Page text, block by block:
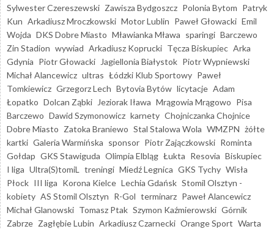
Sylwester Czereszewski Zawisza Bydgoszcz Polonia Bytom Patryk
Kun Arkadiusz Mroczkowski Motor Lublin Paweł Głowacki Emil
Wojda DKS Dobre Miasto Mławianka Mława sparingi Barczewo
Zin Stadion wywiad Arkadiusz Koprucki Tęcza Biskupiec Arka
Gdynia Piotr Głowacki Jagiellonia Białystok Piotr Wypniewski
Michał Alancewicz ultras Łódzki Klub Sportowy Paweł
Tomkiewicz Grzegorz Lech Bytovia Bytów licytacje Adam
Łopatko Dolcan Ząbki Jeziorak Iława Mrągowia Mrągowo Pisa
Barczewo Dawid Szymonowicz karnety Chojniczanka Chojnice
Dobre Miasto Zatoka Braniewo Stal Stalowa Wola WMZPN żółte
kartki Galeria Warmińska sponsor Piotr Zajączkowski Rominta
Gołdap GKS Stawiguda Olimpia Elbląg Łukta Resovia Biskupiec
I liga Ultra(S)tomiL treningi Miedź Legnica GKS Tychy Wisła
Płock III liga Korona Kielce Lechia Gdańsk Stomil Olsztyn -
kobiety AS Stomil Olsztyn R-Gol terminarz Paweł Alancewicz
Michał Glanowski Tomasz Ptak Szymon Kaźmierowski Górnik
Zabrze Zagłębie Lubin Arkadiusz Czarnecki Orange Sport Warta